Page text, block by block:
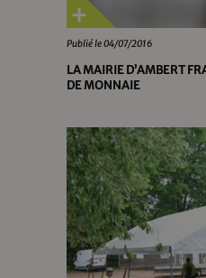
Publié le 04/07/2016
LA MAIRIE D’AMBERT
DE MONNAIE